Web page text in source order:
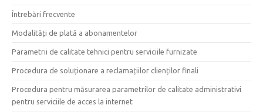
Întrebări frecvente
Modalități de plată a abonamentelor
Parametrii de calitate tehnici pentru serviciile furnizate
Procedura de soluționare a reclamațiilor clienților finali
Procedura pentru măsurarea parametrilor de calitate administrativi
pentru serviciile de acces la internet